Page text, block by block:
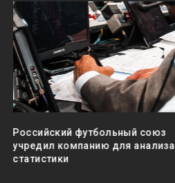
Российский футбольный союз
учредил компанию для анализа
статистики